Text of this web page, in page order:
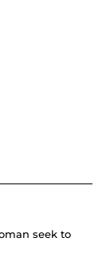
seek to